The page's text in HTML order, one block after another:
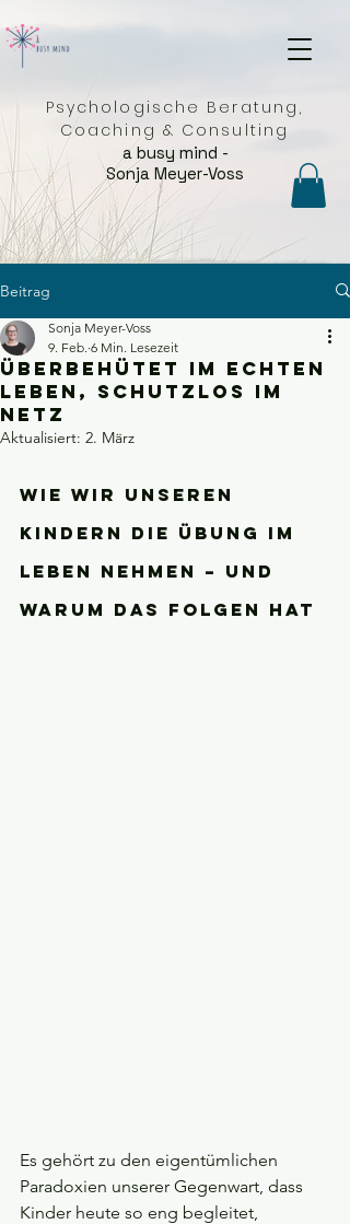
a busy mind -
Sonja Meyer-Voss
Psychologische Beratung,
Coaching & Consulting
Beitrag
Überbehütet im echten
Leben, schutzlos im
Netz
Sonja Meyer-Voss
9. Feb. 6 Min. Lesezeit
Aktualisiert: 2. März
Wie wir unseren
Kindern die Übung im
Leben nehmen – und
warum das Folgen hat
Es gehört zu den eigentümlichen
Paradoxien unserer Gegenwart, dass
Kinder heute so eng begleitet,